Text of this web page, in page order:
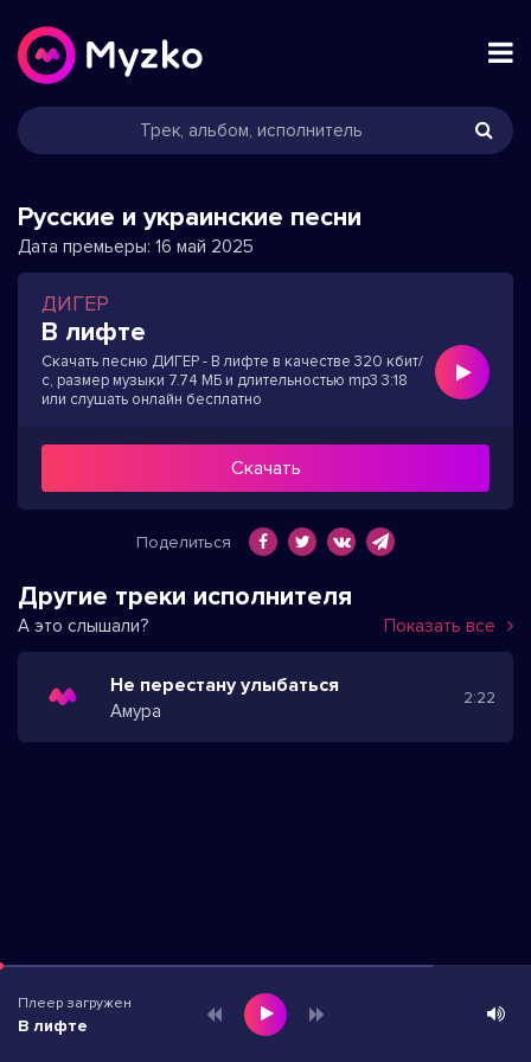
Русские и украинские песни
Дата премьеры: 16 май 2025
ДИГЕР
В лифте
Скачать песню ДИГЕР - В лифте в качестве 320 кбит/
с, размер музыки 7.74 МБ и длительностью mp3 3:18
или слушать онлайн бесплатно
Скачать
Поделиться
Другие треки исполнителя
А это слышали? Показать все
Не перестану улыбаться
Амура
2:22
Плеер загружен
В лифте